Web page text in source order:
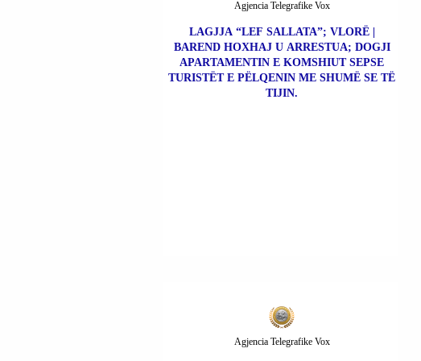
LAGJJA “LEF SALLATA”; VLORË |
BAREND HOXHAJ U ARRESTUA; DOGJI
APARTAMENTIN E KOMSHIUT SEPSE
TURISTËT E PËLQENIN ME SHUMË SE TË
TIJIN.
Agjencia Telegrafike Vox
Agjencia Telegrafike Vox